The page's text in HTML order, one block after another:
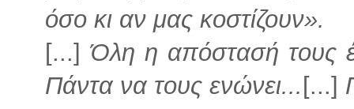
όσο κι αν μας κοστίζουν».
[...] Όλη η απόστασή τους
Πάντα να τους ενώνει... [...]